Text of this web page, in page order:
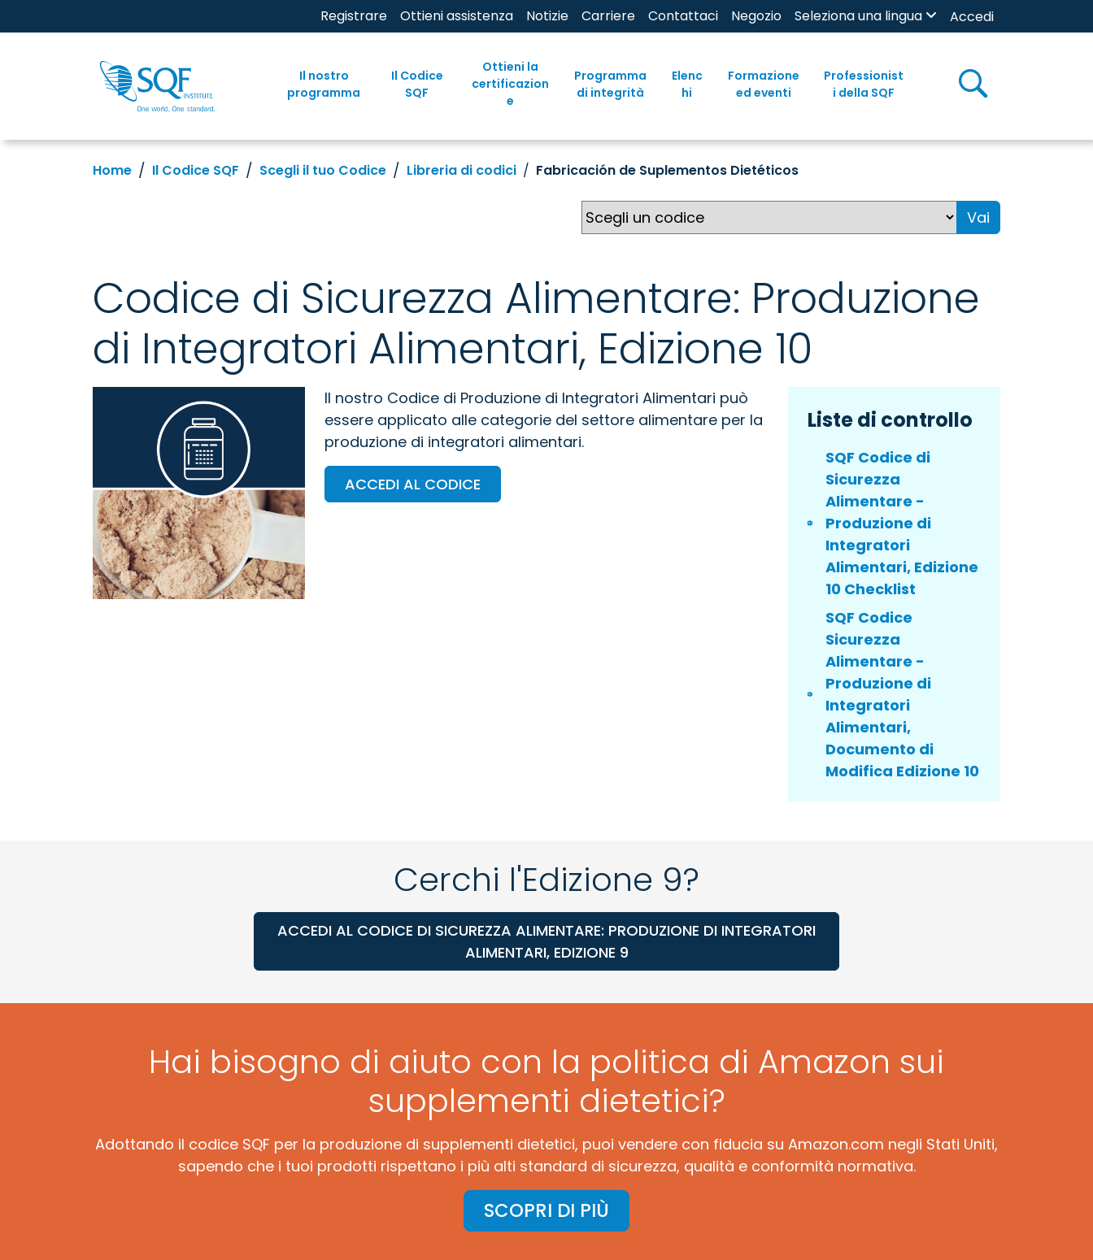
Registrare Ottieni assistenza Notizie Carriere Contattaci Negozio Seleziona una lingua Accedi
Il nostro
programma
Il Codice
SQF
Ottieni la
certificazion
e
Programma
di integrità
Elenc
hi
Formazione
ed eventi
Professionist
i della SQF
Home Il Codice SQF Scegli il tuo Codice Libreria di codici Fabricación de Suplementos Dietéticos
Vai
Codice di Sicurezza Alimentare: Produzione
di Integratori Alimentari, Edizione 10
Il nostro Codice di Produzione di Integratori Alimentari può
essere applicato alle categorie del settore alimentare per la
produzione di integratori alimentari.
ACCEDI AL CODICE
Liste di controllo
SQF Codice di
Sicurezza
Alimentare -
Produzione di
Integratori
Alimentari, Edizione
10 Checklist
SQF Codice
Sicurezza
Alimentare -
Produzione di
Integratori
Alimentari,
Documento di
Modifica Edizione 10
Cerchi l'Edizione 9?
ACCEDI AL CODICE DI SICUREZZA ALIMENTARE: PRODUZIONE DI INTEGRATORI
ALIMENTARI, EDIZIONE 9
Hai bisogno di aiuto con la politica di Amazon sui
supplementi dietetici?
Adottando il codice SQF per la produzione di supplementi dietetici, puoi vendere con fiducia su Amazon.com negli Stati Uniti,
sapendo che i tuoi prodotti rispettano i più alti standard di sicurezza, qualità e conformità normativa.
SCOPRI DI PIÙ